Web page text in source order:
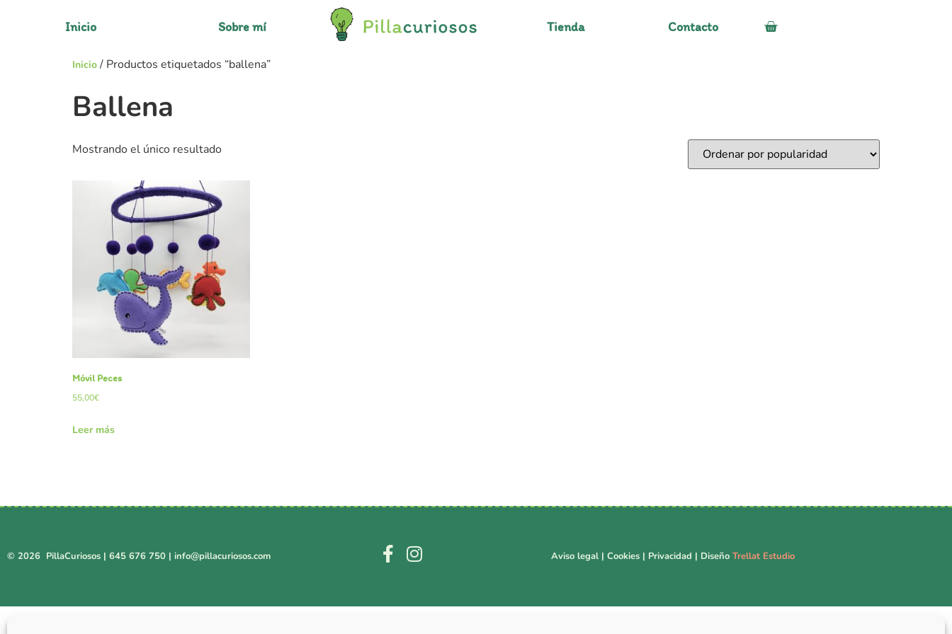
Inicio Sobre mí Tienda Contacto
Inicio / Productos etiquetados “ballena”
Ballena
Mostrando el único resultado
Móvil Peces
55,00€
Leer más
© 2026 PillaCuriosos | 645 676 750 | info@pillacuriosos.com Aviso legal |Cookies | Privacidad | DiseñoTrellat Estudio